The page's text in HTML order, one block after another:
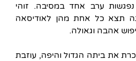
נפגשות ערב אחד במסיבה. זוהי
תצא כל אחת מהן לאודיסאה
אהבה וגאולה.
את ביתה הגדול והיפה, עוזבת